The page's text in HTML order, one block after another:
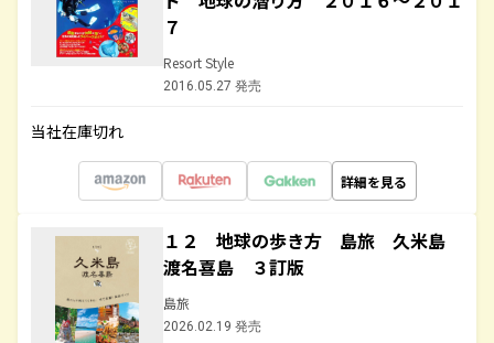
７
Resort Style
2016.05.27 発売
当社在庫切れ
詳細を見る
１２ 地球の歩き方 島旅 久米島
渡名喜島 ３訂版
島旅
2026.02.19 発売